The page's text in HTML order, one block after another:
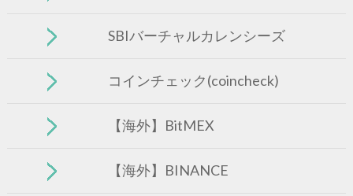
SBIバーチャルカレンシーズ
コインチェック(coincheck)
【海外】BitMEX
【海外】BINANCE